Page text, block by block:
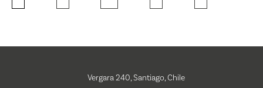
Vergara 240, Santiago, Chile